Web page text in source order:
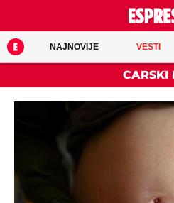
NAJNOVIJE VESTI
CARSKI